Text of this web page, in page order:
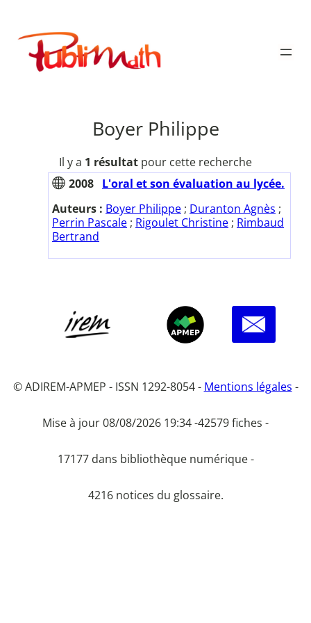
contenu
Publimath
Boyer Philippe
Il y a 1 résultat pour cette recherche
2008 L'oral et son évaluation au lycée.
Auteurs : Boyer Philippe ; Duranton Agnès ;
Perrin Pascale ; Rigoulet Christine ; Rimbaud
Bertrand
© ADIREM-APMEP - ISSN 1292-8054 - Mentions légales -
Mise à jour 08/08/2026 19:34 -42579 fiches -
17177 dans bibliothèque numérique -
4216 notices du glossaire.